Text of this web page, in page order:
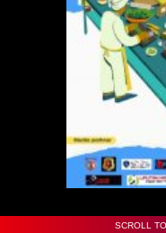
SCROLL